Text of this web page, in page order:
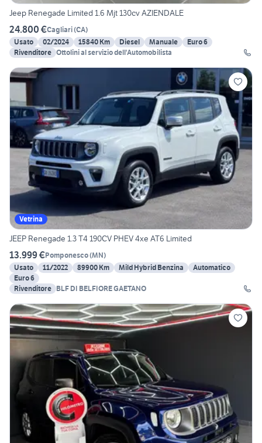
Jeep Renegade Limited 1.6 Mjt 130cv AZIENDALE
24.800 €Cagliari(CA)
Usato
02/2024 15840 Km Diesel Manuale
Euro 6
Rivenditore Ottolini al servizio dell'Automobilista
Vetrina
JEEP Renegade 1.3 T4 190CV PHEV 4xe AT6 Limited
13.999 €Pomponesco(MN)
Usato
11/2022 89900 Km Mild Hybrid Benzina
Automatico
Euro 6
Rivenditore BLF DI BELFIORE GAETANO